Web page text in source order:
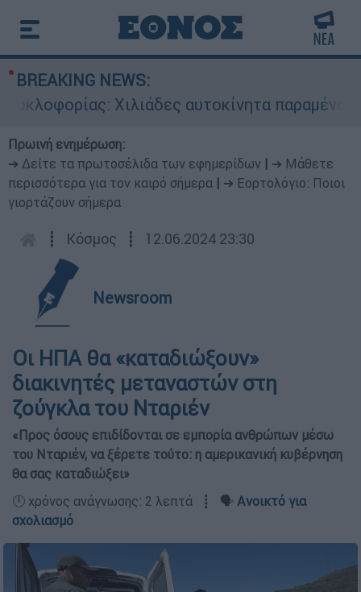
BREAKING NEWS:
Χιλιάδες αυτοκίνητα παραμένουν
Πρωινή ενημέρωση:
➔ Δείτε τα πρωτοσέλιδα των εφημερίδων
➔ Μάθετε
περισσότερα για τον καιρό σήμερα
➔ Εορτολόγιο: Ποιοι
γιορτάζουν σήμερα
┋ Κόσμος ┋ 12.06.2024 23:30
Newsroom
Οι ΗΠΑ θα «καταδιώξουν»
διακινητές μεταναστών στη
ζούγκλα του Νταριέν
«Προς όσους επιδίδονται σε εμπορία ανθρώπων μέσω
του Νταριέν, να ξέρετε τούτο: η αμερικανική κυβέρνηση
θα σας καταδιώξει»
🕛 χρόνος ανάγνωσης: 2 λεπτά ┋ 🗣️ Ανοικτό για
σχολιασμό